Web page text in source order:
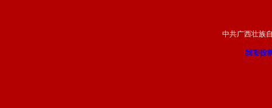
中共广西壮族
我要投